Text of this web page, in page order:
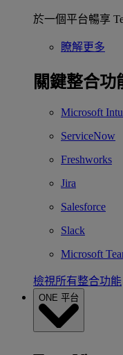
於一個平台暢享
瞭解更多
關鍵整合功
Microsoft
ServiceNow
Freshworks
Jira
Salesforce
Slack
Microsoft
檢視所有整合功能
ONE 平台